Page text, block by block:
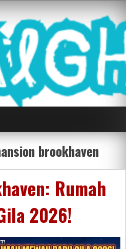
brookhaven
Rumah
2026!